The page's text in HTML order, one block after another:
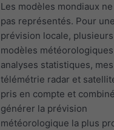
Les modèles mondiaux
pas représentés. Pour
prévision locale, plusieurs
modèles
analyses statistiques,
télémétrie radar et
pris en compte et
générer la prévision
météorologique la plus